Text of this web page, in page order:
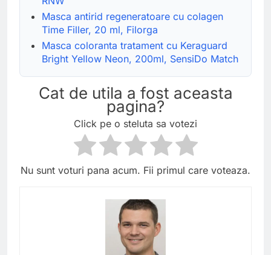
Masca antirid regeneratoare cu colagen
Time Filler, 20 ml, Filorga
Masca coloranta tratament cu Keraguard
Bright Yellow Neon, 200ml, SensiDo Match
Cat de utila a fost aceasta
pagina?
Click pe o steluta sa votezi
Nu sunt voturi pana acum. Fii primul care voteaza.